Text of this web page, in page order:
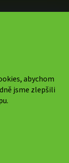
abychom
jsme zlepšili